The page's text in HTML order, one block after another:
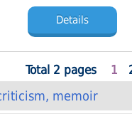
Details
Total 2 pages 1
memoir